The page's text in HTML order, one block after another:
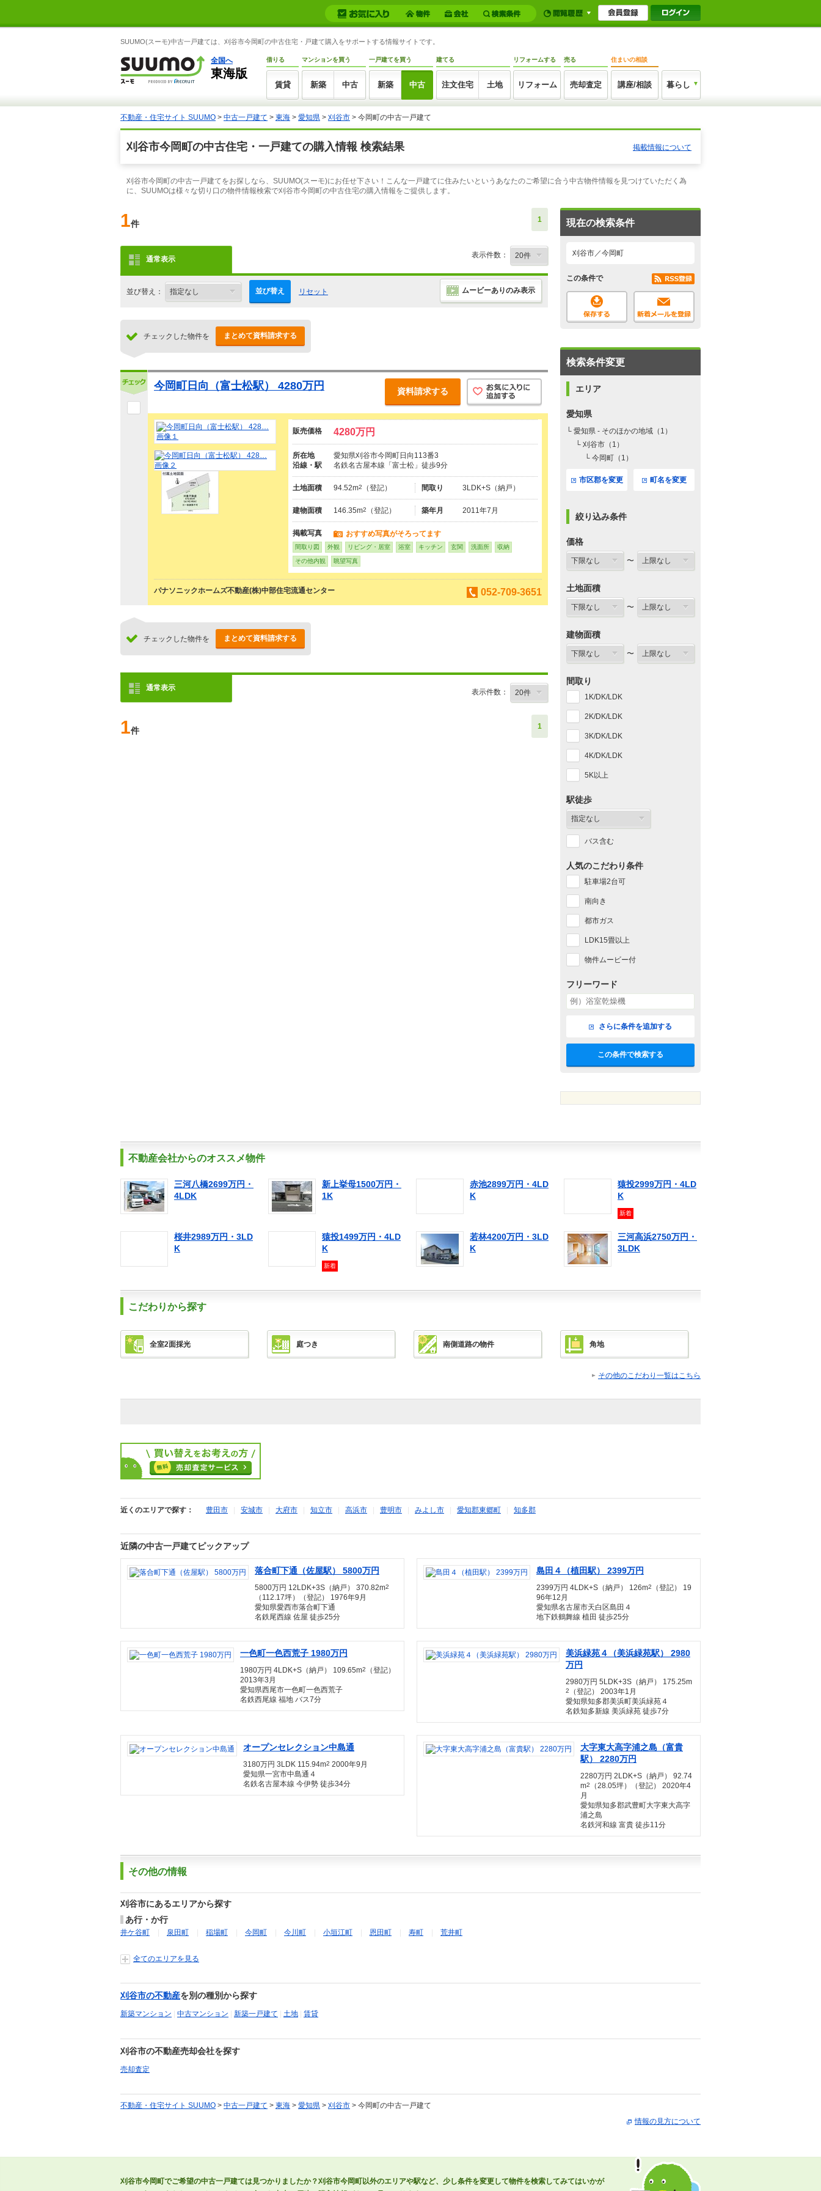
SUUMO(スーモ)中古一戸建ては、刈谷市今岡町の中古住宅・戸建て購入をサポートする情報サイトです。
全国へ
東海版
借りる
賃貸
マンションを買う
新築 中古
一戸建てを買う
新築 中古
建てる
注文住宅 土地
リフォームする
リフォーム
売る
売却査定
住まいの相談
講座/相談 暮らし
不動産・住宅サイト SUUMO > 中古一戸建て > 東海 > 愛知県 > 刈谷市 > 今岡町の中古一戸建て
刈谷市今岡町の中古住宅・一戸建ての購入情報 検索結果 掲載情報について
刈谷市今岡町の中古一戸建てをお探しなら、SUUMO(スーモ)にお任せ下さい！こんな一戸建てに住みたいというあなたのご希望に合う中古物件情報を見つけていただく為
に、SUUMOは様々な切り口の物件情報検索で刈谷市今岡町の中古住宅の購入情報をご提供します。
1件 1
通常表示 表示件数：
並び替え： 並び替え リセット ムービーありのみ表示
チェックした物件を まとめて資料請求する
今岡町日向（富士松駅） 4280万円 資料請求する
販売価格 4280万円
所在地
愛知県刈谷市今岡町日向113番3
沿線・駅
名鉄名古屋本線「富士松」徒歩9分
土地面積 94.52m2 （登記） 間取り 3LDK+S（納戸）
建物面積 146.35m2 （登記） 築年月 2011年7月
掲載写真 おすすめ写真がそろってます
間取り図 外観 リビング・居室 浴室 キッチン 玄関 洗面所 収納
その他内観 眺望写真
パナソニックホームズ不動産(株)中部住宅流通センター 052-709-3651
チェックした物件を まとめて資料請求する
通常表示 表示件数：
1件 1
現在の検索条件
刈谷市／今岡町
この条件で
検索条件変更
エリア
愛知県
└ 愛知県 - そのほかの地域（1）
└ 刈谷市（1）
└ 今岡町（1）
市区郡を変更 町名を変更
絞り込み条件
価格
〜
土地面積
〜
建物面積
〜
間取り
1K/DK/LDK
2K/DK/LDK
3K/DK/LDK
4K/DK/LDK
5K以上
駅徒歩
バス含む
人気のこだわり条件
駐車場2台可
南向き
都市ガス
LDK15畳以上
物件ムービー付
フリーワード
さらに条件を追加する
この条件で検索する
不動産会社からのオススメ物件
三河八橋2699万円・
4LDK
新上挙母1500万円・
1K
赤池2899万円・4LD
K
猿投2999万円・4LD
K
新着
桜井2989万円・3LD
K
猿投1499万円・4LD
K
新着
若林4200万円・3LD
K
三河高浜2750万円・
3LDK
こだわりから探す
全室2面採光 庭つき 南側道路の物件 角地
その他のこだわり一覧はこちら
近くのエリアで探す： 豊田市 安城市 大府市 知立市 高浜市 豊明市 みよし市 愛知郡東郷町 知多郡
近隣の中古一戸建てピックアップ
落合町下通（佐屋駅） 5800万円
5800万円 12LDK+3S（納戸） 370.82m2
（112.17坪）（登記） 1976年9月
愛知県愛西市落合町下通
名鉄尾西線 佐屋 徒歩25分
島田４（植田駅） 2399万円
2399万円 4LDK+S（納戸） 126m2
（登記） 19
96年12月
愛知県名古屋市天白区島田４
地下鉄鶴舞線 植田 徒歩25分
一色町一色西荒子 1980万円
1980万円 4LDK+S（納戸） 109.65m2
（登記）
2013年3月
愛知県西尾市一色町一色西荒子
名鉄西尾線 福地 バス7分
美浜緑苑４（美浜緑苑駅） 2980
万円
2980万円 5LDK+3S（納戸） 175.25m
2
（登記） 2003年1月
愛知県知多郡美浜町美浜緑苑４
名鉄知多新線 美浜緑苑 徒歩7分
オープンセレクション中島通
3180万円 3LDK 115.94m2 2000年9月
愛知県一宮市中島通４
名鉄名古屋本線 今伊勢 徒歩34分
大字東大高字浦之島（富貴
駅） 2280万円
2280万円 2LDK+S（納戸） 92.74
m2
（28.05坪）（登記） 2020年4
月
愛知県知多郡武豊町大字東大高字
浦之島
名鉄河和線 富貴 徒歩11分
その他の情報
刈谷市にあるエリアから探す
あ行・か行
井ケ谷町 泉田町 稲場町 今岡町 今川町 小垣江町 恩田町 寿町 荒井町
全てのエリアを見る
刈谷市の不動産を別の種別から探す
新築マンション 中古マンション 新築一戸建て 土地 賃貸
刈谷市の不動産売却会社を探す
売却査定
不動産・住宅サイト SUUMO > 中古一戸建て > 東海 > 愛知県 > 刈谷市 > 今岡町の中古一戸建て
情報の見方について
刈谷市今岡町でご希望の中古一戸建ては見つかりましたか？刈谷市今岡町以外のエリアや駅など、少し条件を変更して物件を検索してみてはいかが